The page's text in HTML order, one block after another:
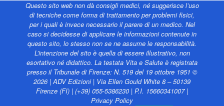
Questo sito web non dà consigli medici, né suggerisce l’uso
di tecniche come forma di trattamento per problemi fisici,
per i quali è invece necessario il parere di un medico. Nel
caso si decidesse di applicare le informazioni contenute in
questo sito, lo stesso non se ne assume le responsabilità.
L’intenzione del sito è quella di essere illustrativo, non
esortativo né didattico. La testata Vita e Salute è registrata
presso il Tribunale di Firenze: N. 519 del 19 ottobre 1951 ©
2026 | ADV Edizioni | Via Ellen Gould White 8 – 50139
Firenze (FI) | (+39) 055-5386230 | P.I. 15660341007 |
Privacy Policy